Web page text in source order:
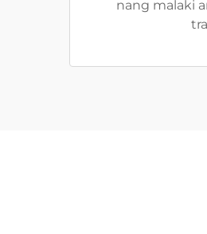
nang malaki